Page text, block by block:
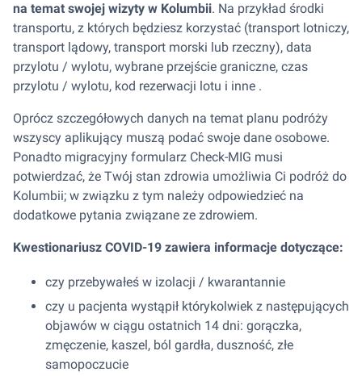
na temat swojej wizyty w Kolumbii. Na przykład środki
transportu, z których będziesz korzystać (transport lotniczy,
transport lądowy, transport morski lub rzeczny), data
przylotu / wylotu, wybrane przejście graniczne, czas
przylotu / wylotu, kod rezerwacji lotu i inne .
Oprócz szczegółowych danych na temat planu podróży
wszyscy aplikujący muszą podać swoje dane osobowe.
Ponadto migracyjny formularz Check-MIG musi
potwierdzać, że Twój stan zdrowia umożliwia Ci podróż do
Kolumbii; w związku z tym należy odpowiedzieć na
dodatkowe pytania związane ze zdrowiem.
Kwestionariusz COVID-19 zawiera informacje dotyczące:
czy przebywałeś w izolacji / kwarantannie
czy u pacjenta wystąpił którykolwiek z następujących
objawów w ciągu ostatnich 14 dni: gorączka,
zmęczenie, kaszel, ból gardła, duszność, złe
samopoczucie